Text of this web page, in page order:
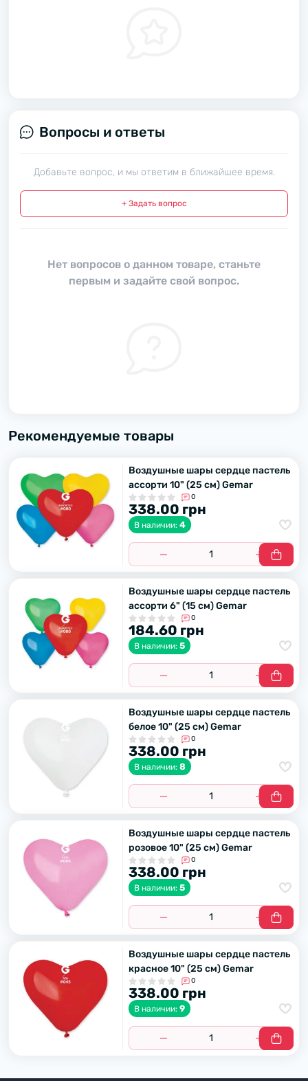
Вопросы и ответы
Добавьте вопрос, и мы ответим в ближайшее время.
+ Задать вопрос
Нет вопросов о данном товаре, станьте
первым и задайте свой вопрос.
Рекомендуемые товары
Воздушные шары сердце пастель
ассорти 10" (25 см) Gemar
0
338.00 грн
В наличии: 4
Воздушные шары сердце пастель
ассорти 6" (15 см) Gemar
0
184.60 грн
В наличии: 5
Воздушные шары сердце пастель
белое 10" (25 см) Gemar
0
338.00 грн
В наличии: 8
Воздушные шары сердце пастель
розовое 10" (25 см) Gemar
0
338.00 грн
В наличии: 5
Воздушные шары сердце пастель
красное 10" (25 см) Gemar
0
338.00 грн
В наличии: 9